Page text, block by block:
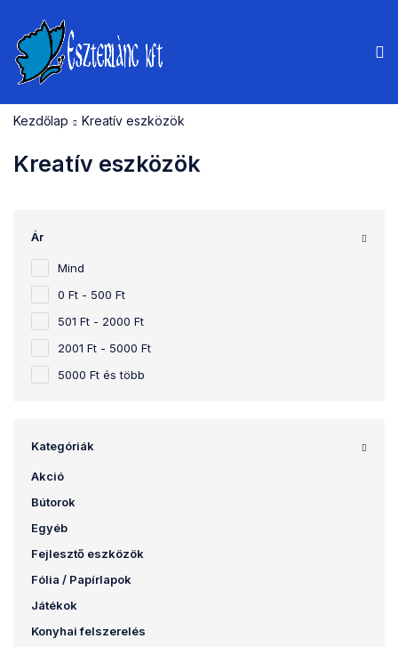
Kreatív eszközök
Kezdőlap Kreatív eszközök
Ár
Mind
0 Ft - 500 Ft
501 Ft - 2000 Ft
2001 Ft - 5000 Ft
5000 Ft és több
Kategóriák
Akció
Bútorok
Egyéb
Fejlesztő eszközök
Fólia / Papírlapok
Játékok
Konyhai felszerelés